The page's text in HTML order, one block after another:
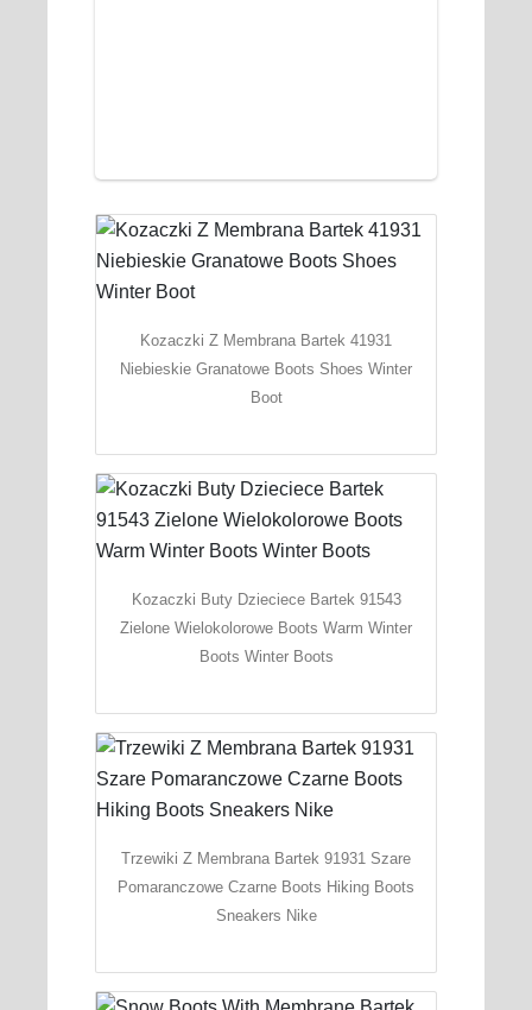
Kozaczki Z Membrana Bartek 41931
Niebieskie Granatowe Boots Shoes Winter
Boot
Kozaczki Buty Dzieciece Bartek 91543
Zielone Wielokolorowe Boots Warm Winter
Boots Winter Boots
Trzewiki Z Membrana Bartek 91931 Szare
Pomaranczowe Czarne Boots Hiking Boots
Sneakers Nike